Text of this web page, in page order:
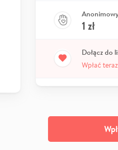
1 zł
Dołącz do
Wpłać teraz